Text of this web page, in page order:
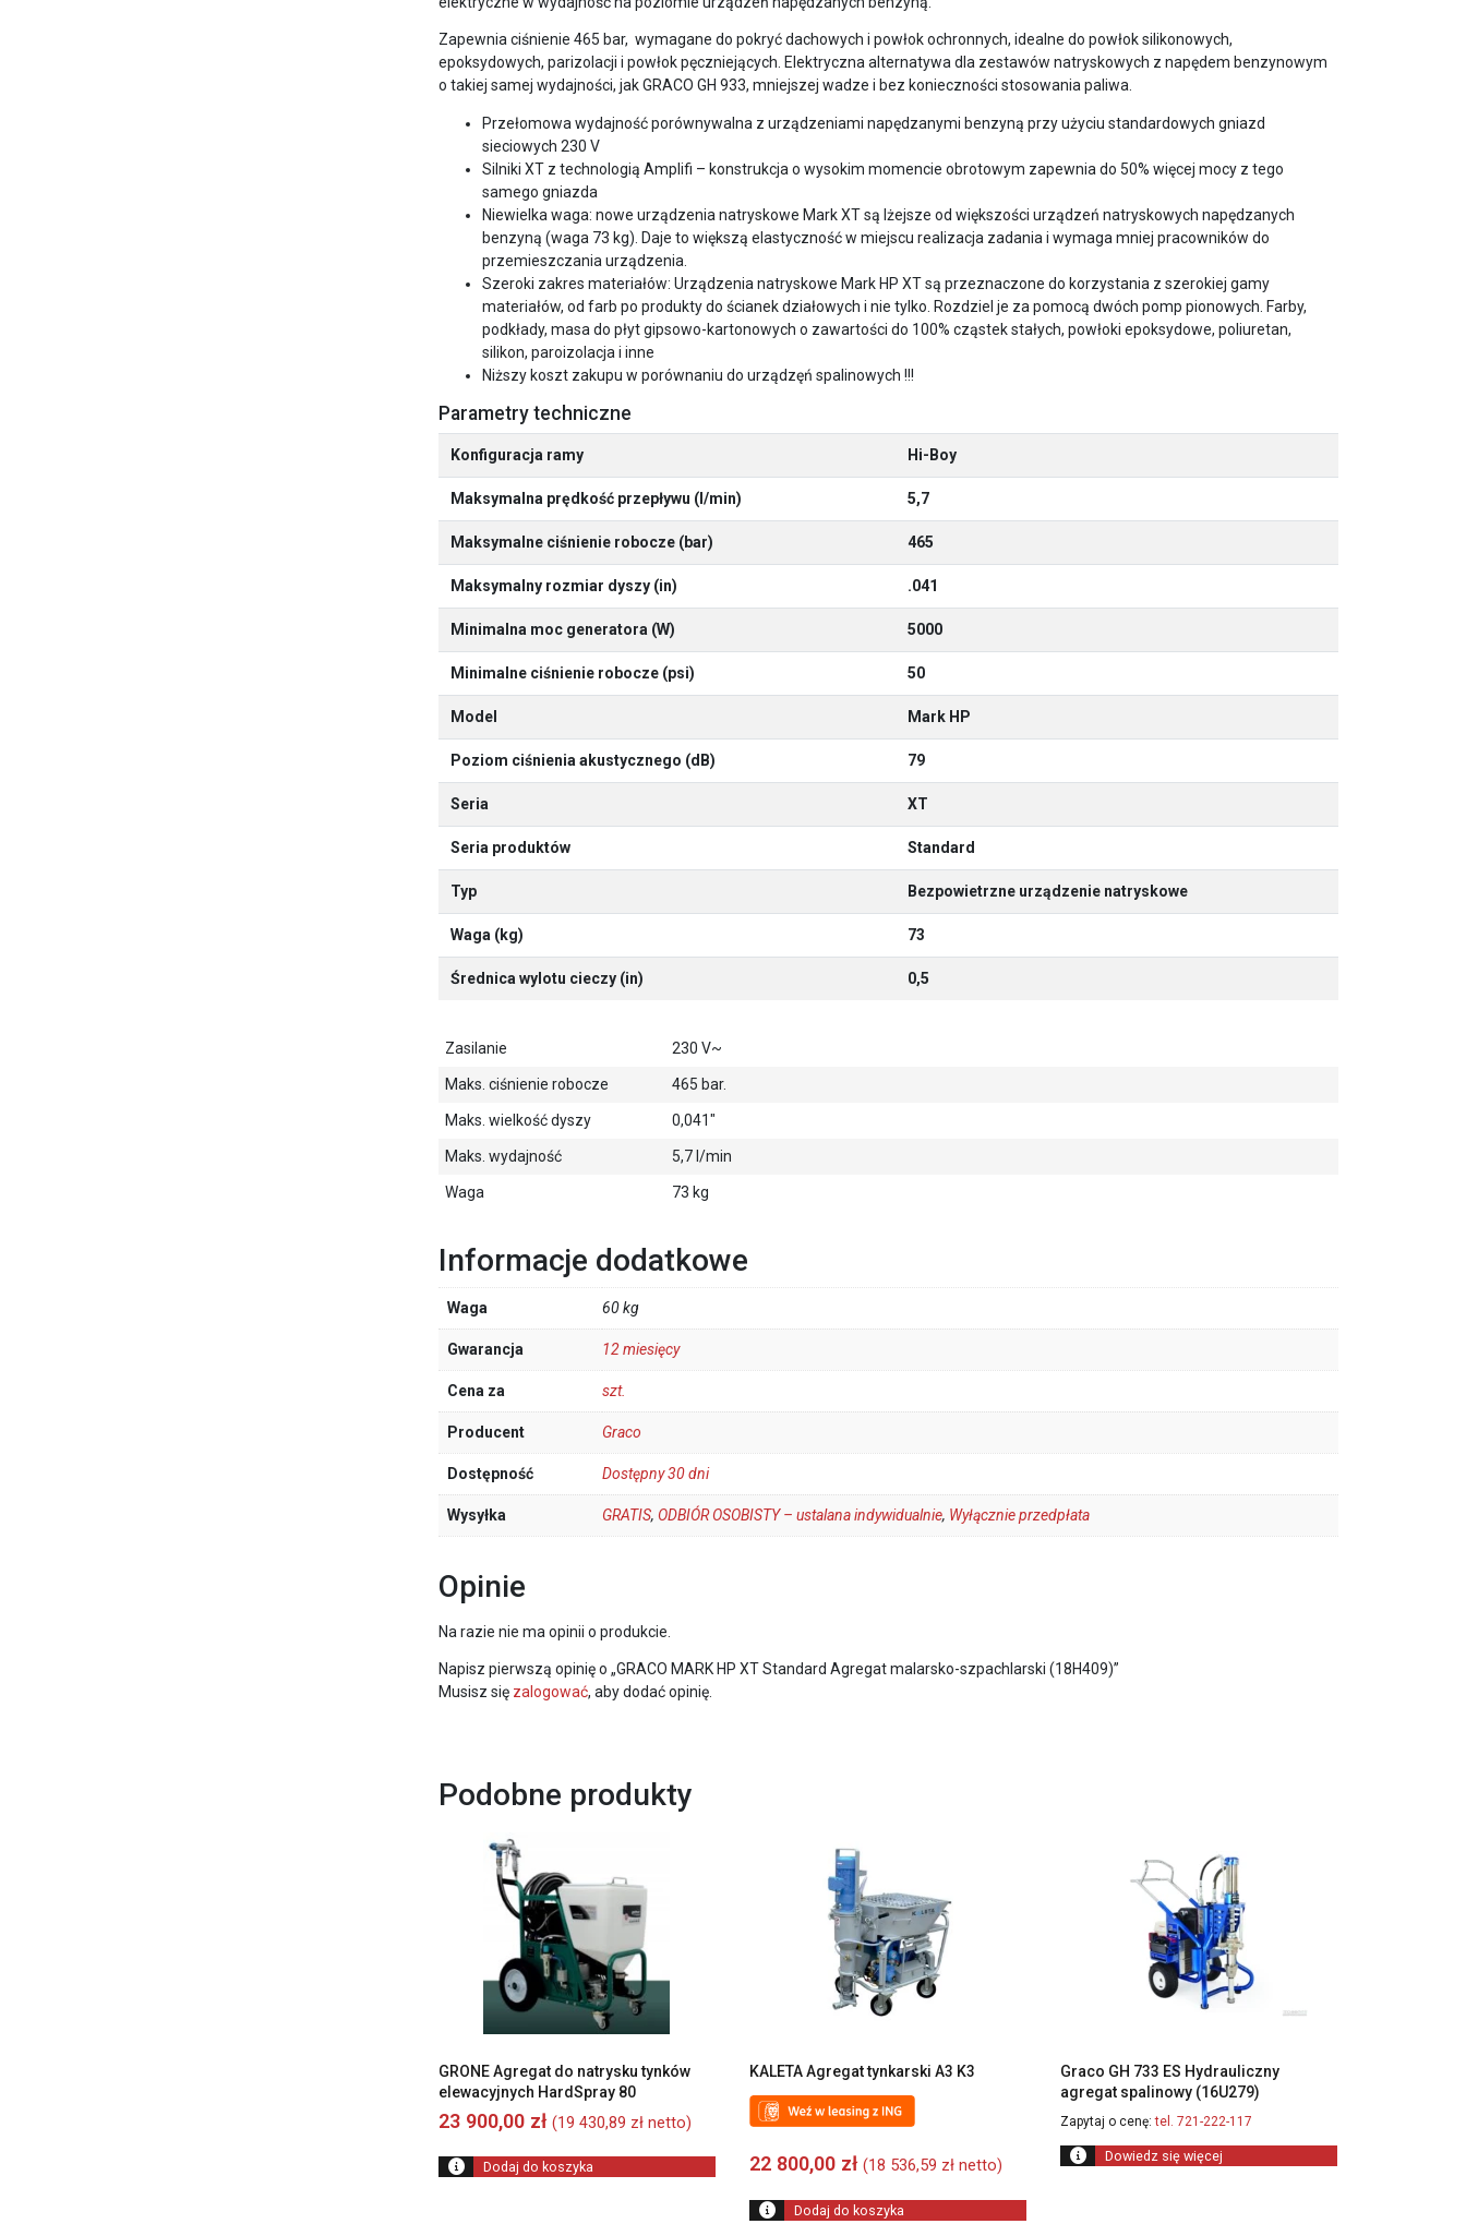
Zapewnia ciśnienie 465 bar, wymagane do pokryć dachowych i powłok ochronnych, idealne do powłok silikonowych,
epoksydowych, parizolacji i powłok pęczniejących. Elektryczna alternatywa dla zestawów natryskowych z napędem benzynowym
o takiej samej wydajności, jak GRACO GH 933, mniejszej wadze i bez konieczności stosowania paliwa.
Przełomowa wydajność porównywalna z urządzeniami napędzanymi benzyną przy użyciu standardowych gniazd
sieciowych 230 V
Silniki XT z technologią Amplifi – konstrukcja o wysokim momencie obrotowym zapewnia do 50% więcej mocy z tego
samego gniazda
Niewielka waga: nowe urządzenia natryskowe Mark XT są lżejsze od większości urządzeń natryskowych napędzanych
benzyną (waga 73 kg). Daje to większą elastyczność w miejscu realizacja zadania i wymaga mniej pracowników do
przemieszczania urządzenia.
Szeroki zakres materiałów: Urządzenia natryskowe Mark HP XT są przeznaczone do korzystania z szerokiej gamy
materiałów, od farb po produkty do ścianek działowych i nie tylko. Rozdziel je za pomocą dwóch pomp pionowych. Farby,
podkłady, masa do płyt gipsowo-kartonowych o zawartości do 100% cząstek stałych, powłoki epoksydowe, poliuretan,
silikon, paroizolacja i inne
Niższy koszt zakupu w porównaniu do urządzęń spalinowych !!!
Parametry techniczne
Konfiguracja ramy Hi-Boy
Maksymalna prędkość przepływu (l/min) 5,7
Maksymalne ciśnienie robocze (bar) 465
Maksymalny rozmiar dyszy (in) .041
Minimalna moc generatora (W) 5000
Minimalne ciśnienie robocze (psi) 50
Model Mark HP
Poziom ciśnienia akustycznego (dB) 79
Seria XT
Seria produktów Standard
Typ Bezpowietrzne urządzenie natryskowe
Waga (kg) 73
Średnica wylotu cieczy (in) 0,5
Zasilanie 230 V~
Maks. ciśnienie robocze 465 bar.
Maks. wielkość dyszy 0,041"
Maks. wydajność 5,7 l/min
Waga 73 kg
Informacje dodatkowe
Waga 60 kg
Gwarancja 12 miesięcy
Cena za szt.
Producent Graco
Dostępność Dostępny 30 dni
Wysyłka GRATIS, ODBIÓR OSOBISTY – ustalana indywidualnie, Wyłącznie przedpłata
Opinie
Na razie nie ma opinii o produkcie.
Napisz pierwszą opinię o „GRACO MARK HP XT Standard Agregat malarsko-szpachlarski (18H409)”
Musisz się zalogować, aby dodać opinię.
Podobne produkty
GRONE Agregat do natrysku tynków
elewacyjnych HardSpray 80
23 900,00 zł (19 430,89 zł netto)
Dodaj do koszyka
KALETA Agregat tynkarski A3 K3
22 800,00 zł (18 536,59 zł netto)
Dodaj do koszyka
Graco GH 733 ES Hydrauliczny
agregat spalinowy (16U279)
Zapytaj o cenę: tel. 721-222-117
Dowiedz się więcej